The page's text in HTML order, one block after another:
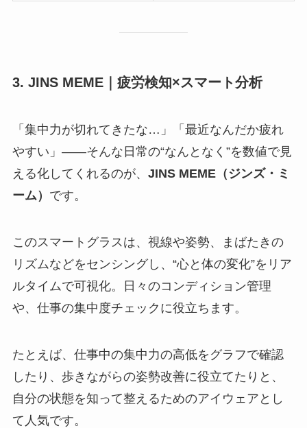
3. JINS MEME｜疲労検知×スマート分析
「集中力が切れてきたな…」「最近なんだか疲れ
やすい」——そんな日常の“なんとなく”を数値で見
える化してくれるのが、 JINS MEME（ジンズ・ミ
ーム） です。
このスマートグラスは、視線や姿勢、まばたきの
リズムなどをセンシングし、“心と体の変化”をリア
ルタイムで可視化。日々のコンディション管理
や、仕事の集中度チェックに役立ちます。
たとえば、仕事中の集中力の高低をグラフで確認
したり、歩きながらの姿勢改善に役立てたりと、
自分の状態を知って整えるためのアイウェアとし
て人気です。